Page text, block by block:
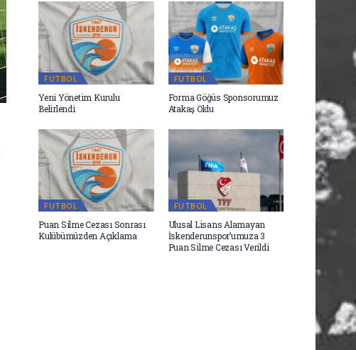
FUTBOL
Yeni Yönetim Kurulu
Belirlendi
FUTBOL
Forma Göğüs Sponsorumuz
Atakaş Oldu
FUTBOL
Puan Silme Cezası Sonrası
Kulübümüzden Açıklama
FUTBOL
Ulusal Lisans Alamayan
İskenderunspor’umuza 3
Puan Silme Cezası Verildi